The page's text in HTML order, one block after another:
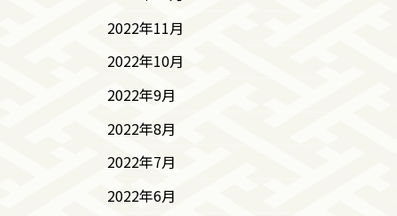
2022年11月
2022年10月
2022年9月
2022年8月
2022年7月
2022年6月